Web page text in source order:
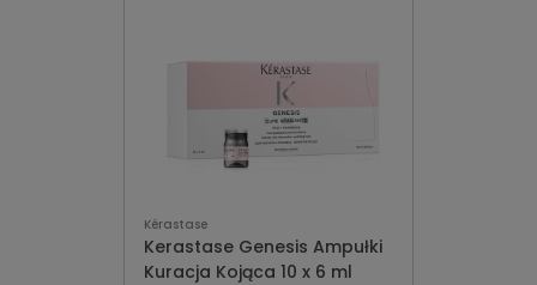
Kérastase
Kerastase Genesis Ampułki
Kuracja Kojąca 10 x 6 ml